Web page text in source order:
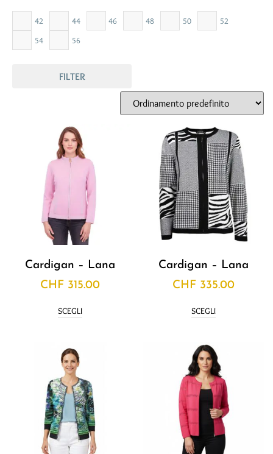
42 44 46 48 50
52
54
56
FILTER
Cardigan – Lana
CHF 315.00
SCEGLI
Cardigan – Lana
CHF 335.00
SCEGLI